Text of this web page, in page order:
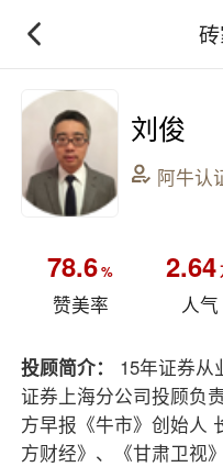
刘俊
阿牛认
78.6%
赞美率
2.64
人气
投顾简介：
15年证券从业
证券上海分公司投顾负
方早报《牛市》创始人
方财经》、《甘肃卫视